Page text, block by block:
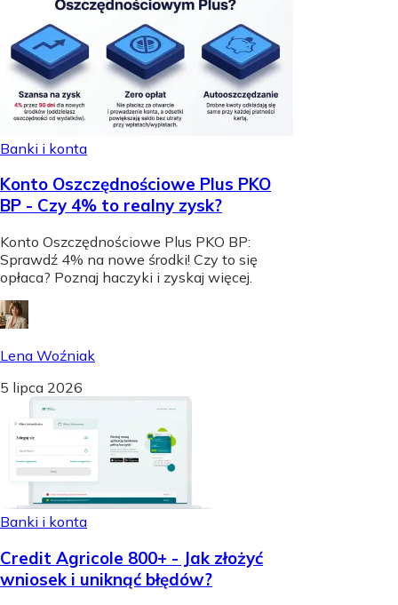
Banki i konta
Konto Oszczędnościowe Plus PKO
BP - Czy 4% to realny zysk?
Konto Oszczędnościowe Plus PKO BP:
Sprawdź 4% na nowe środki! Czy to się
opłaca? Poznaj haczyki i zyskaj więcej.
Lena Woźniak
5 lipca 2026
Banki i konta
Credit Agricole 800+ - Jak złożyć
wniosek i uniknąć błędów?